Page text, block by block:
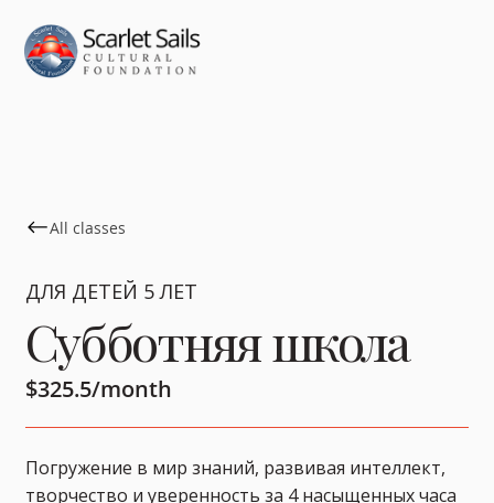
All classes
Субботняя школа
ДЛЯ ДЕТЕЙ 5 ЛЕТ
$325.5/month
Погружение в мир знаний, развивая интеллект,
творчество и уверенность за 4 насыщенных часа